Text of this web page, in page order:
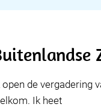
open de vergadering
Ik heet